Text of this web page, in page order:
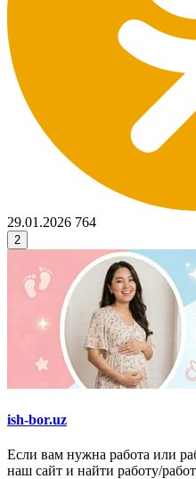
29.01.2026 764
2
ish-bor.uz
Если вам нужна работа или
наш сайт и найти работу/